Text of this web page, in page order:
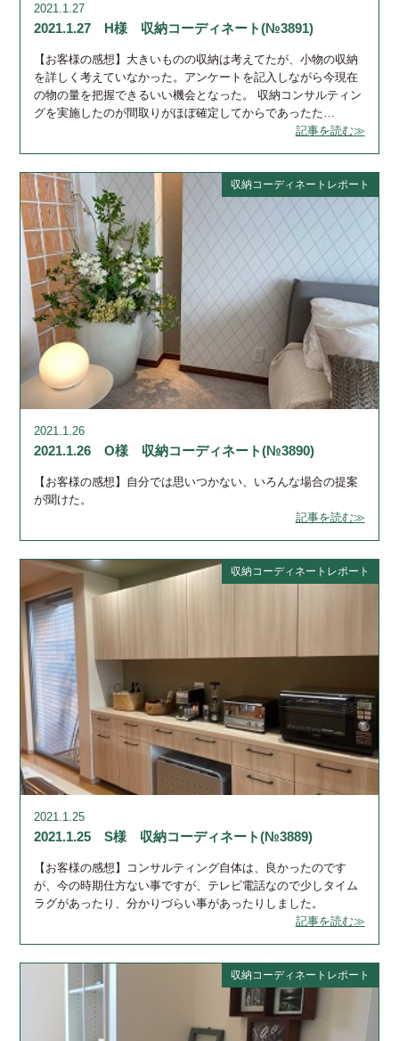
2021.1.27
2021.1.27 H様 収納コーディネート(№3891)
【お客様の感想】大きいものの収納は考えてたが、小物の収納
を詳しく考えていなかった。アンケートを記入しながら今現在
の物の量を把握できるいい機会となった。 収納コンサルティン
グを実施したのが間取りがほぼ確定してからであったた…
記事を読む≫
収納コーディネートレポート
2021.1.26
2021.1.26 O様 収納コーディネート(№3890)
【お客様の感想】自分では思いつかない、いろんな場合の提案
が聞けた。
記事を読む≫
収納コーディネートレポート
2021.1.25
2021.1.25 S様 収納コーディネート(№3889)
【お客様の感想】コンサルティング自体は、良かったのです
が、今の時期仕方ない事ですが、テレビ電話なので少しタイム
ラグがあったり、分かりづらい事があったりしました。
記事を読む≫
収納コーディネートレポート